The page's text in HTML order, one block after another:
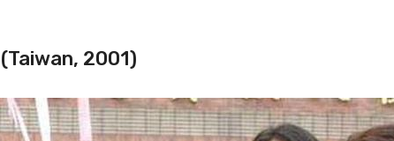
2001)